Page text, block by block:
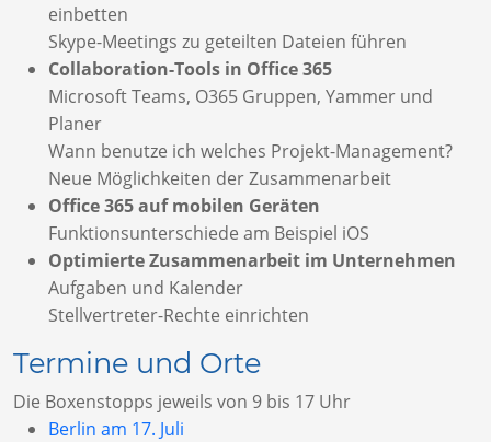
einbetten
Skype-Meetings zu geteilten Dateien führen
Collaboration-Tools in Office 365
Microsoft Teams, O365 Gruppen, Yammer und
Planer
Wann benutze ich welches Projekt-Management?
Neue Möglichkeiten der Zusammenarbeit
Office 365 auf mobilen Geräten
Funktionsunterschiede am Beispiel iOS
Optimierte Zusammenarbeit im Unternehmen
Aufgaben und Kalender
Stellvertreter-Rechte einrichten
Termine und Orte
Die Boxenstopps jeweils von 9 bis 17 Uhr
Berlin am 17. Juli